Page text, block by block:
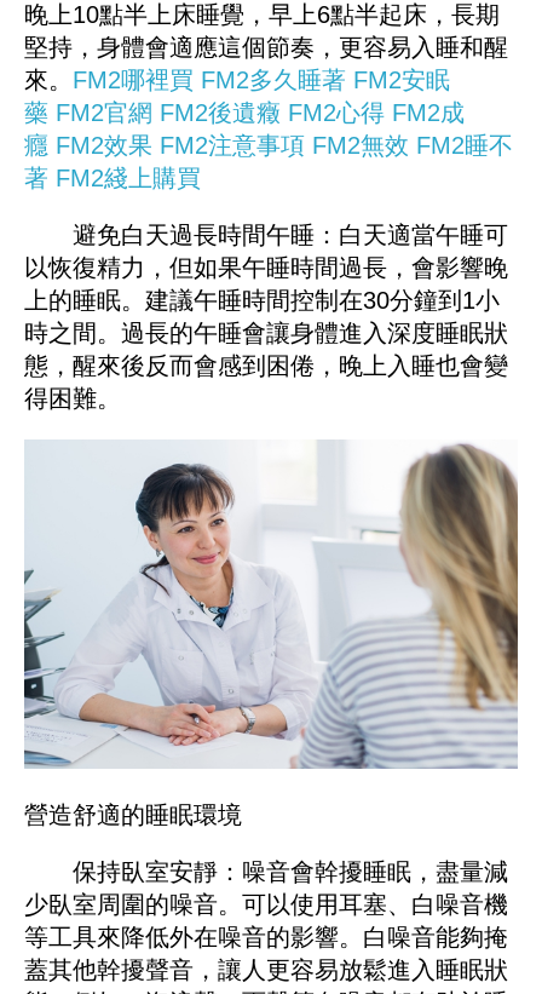
晚上10點半上床睡覺，早上6點半起床，長期
堅持，身體會適應這個節奏，更容易入睡和醒
來。 FM2哪裡買 FM2多久睡著 FM2安眠
藥 FM2官網 FM2後遺癥 FM2心得 FM2成
癮 FM2效果 FM2注意事項 FM2無效 FM2睡不
著 FM2綫上購買
避免白天過長時間午睡：白天適當午睡可
以恢復精力，但如果午睡時間過長，會影響晚
上的睡眠。建議午睡時間控制在30分鐘到1小
時之間。過長的午睡會讓身體進入深度睡眠狀
態，醒來後反而會感到困倦，晚上入睡也會變
得困難。
營造舒適的睡眠環境
保持臥室安靜：噪音會幹擾睡眠，盡量減
少臥室周圍的噪音。可以使用耳塞、白噪音機
等工具來降低外在噪音的影響。白噪音能夠掩
蓋其他幹擾聲音，讓人更容易放鬆進入睡眠狀